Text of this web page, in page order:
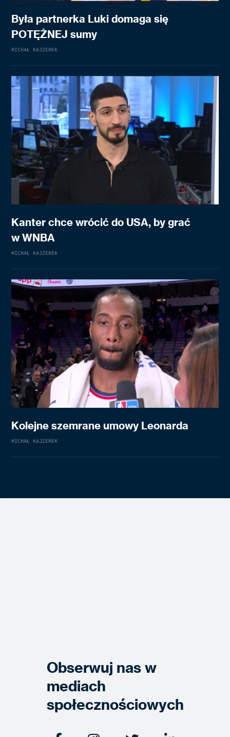
Była partnerka Luki domaga się
POTĘŻNEJ sumy
MICHAŁ KAJZEREK
Kanter chce wrócić do USA, by grać
w WNBA
MICHAŁ KAJZEREK
Kolejne szemrane umowy Leonarda
MICHAŁ KAJZEREK
Obserwuj nas w
mediach
społecznościowych